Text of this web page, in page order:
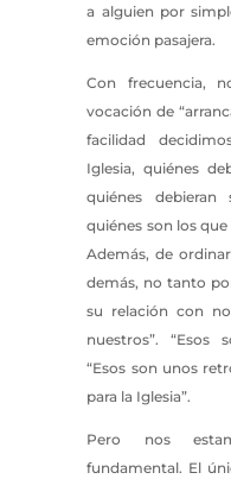
a alguien por
emoción pasajera.
Con frecuencia,
vocación de
facilidad
Iglesia, quiénes
quiénes
quiénes son los
Además, de
demás, no tanto
su relación con
nuestros”. “Esos
“Esos son unos
para la Iglesia”.
Pero nos
fundamental. El